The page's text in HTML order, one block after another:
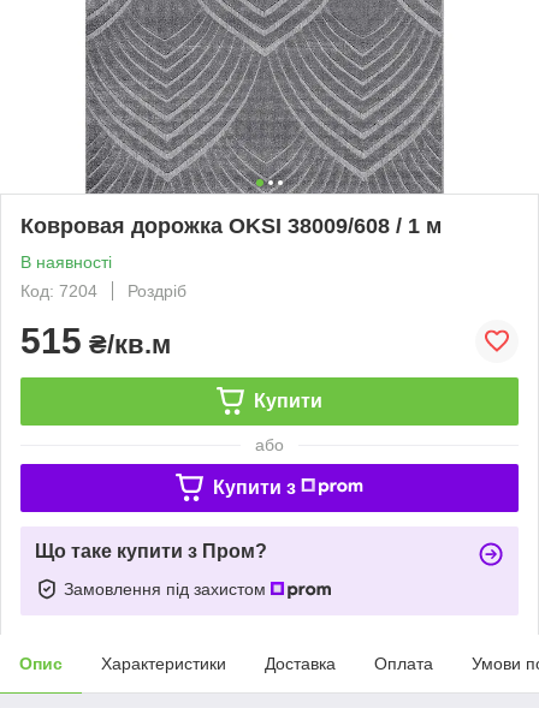
Ковровая дорожка OKSI 38009/608 / 1 м
В наявності
Код: 7204
Роздріб
515 ₴/кв.м
Купити
або
Купити з
Що таке купити з Пром?
Замовлення під захистом
Опис Характеристики Доставка Оплата Умови